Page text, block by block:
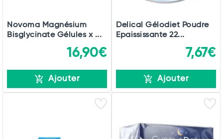
Novoma Magnésium
Bisglycinate Gélules x ...
16,90€
Ajouter
Delical Gélodiet Poudre
Epaississante 22...
7,67€
Ajouter